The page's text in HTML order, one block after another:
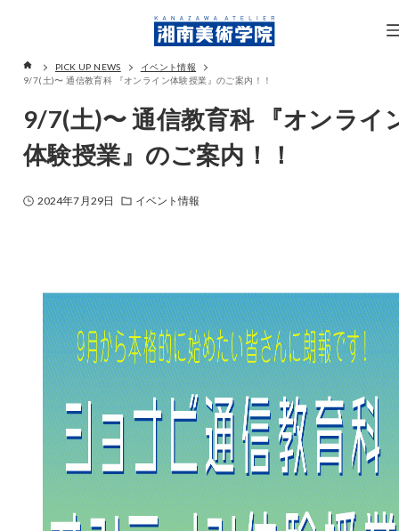
PICK UP NEWS
イベント情報
9/7(土)〜 通信教育科 『オンライン体験授業』のご案内！！
9/7(土)〜 通信教育科 『オンライ
体験授業』のご案内！！
2024年7月29日 イベント情報